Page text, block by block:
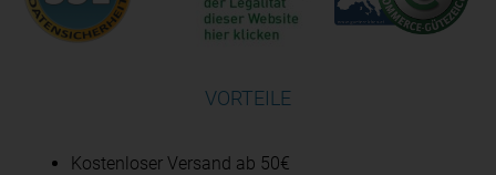
VORTEILE
Kostenloser Versand ab 50€